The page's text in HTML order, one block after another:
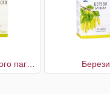
Берези